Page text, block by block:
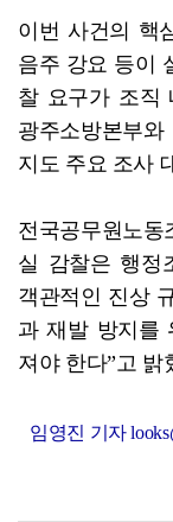
이번 사건의 핵
음주 강요 등이
찰 요구가 조직
광주소방본부
지도 주요 조사
전국공무원노동
실 감찰은 행정
객관적인 진상
과 재발 방지를
져야 한다”고 밝
임영진 기자